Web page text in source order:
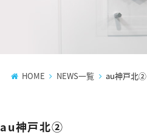
HOME NEWS一覧 au神戸北②
au神戸北②